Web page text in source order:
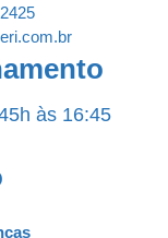
às 16:45